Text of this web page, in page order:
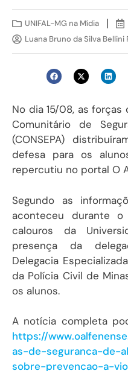
UNIFAL-MG na Mídia
Luana Bruno da Silva Bellini
No dia 15/08, as
Comunitário de
(CONSEPA)
defesa para os
repercutiu no portal O
Segundo as
aconteceu durante
calouros da
presença da
Delegacia
da Polícia Civil de
os alunos.
A notícia completa
https://
as-de-seguranca-de-
sobre-prevencao-a-